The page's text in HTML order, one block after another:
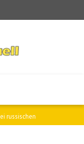
russischen